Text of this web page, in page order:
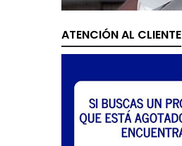
ATENCIÓN AL CLIENTE